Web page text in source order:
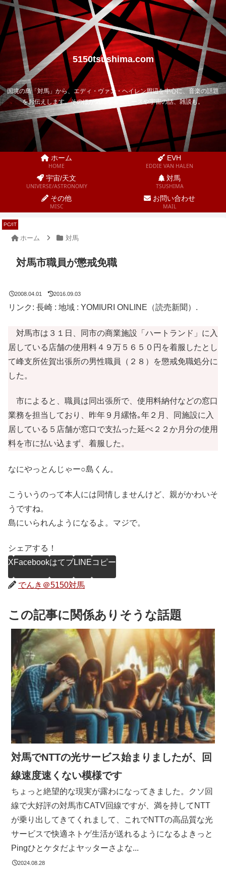
5150tsushima.com
国境の島「対馬」から、エディ・ヴァン・ヘイレン周辺を中心に、音楽の話題
をお伝えします。そのほか気になるニュースや宇宙の話、雑談も。
ホーム
HOME
EVH
EDDIE VAN HALEN
宇宙/天文
UNIVERSE/ASTRONOMY
対馬
TSUSHIMA
その他
MISC
お問い合わせ
MAIL
ホーム 対馬
対馬市職員が懲戒免職
2008.04.01 2016.09.03
リンク: 長崎 : 地域 : YOMIURI ONLINE（読売新聞）.
対馬市は３１日、同市の商業施設「ハートランド」に入
居している店舗の使用料４９万５６５０円を着服したとし
て峰支所佐賀出張所の男性職員（２８）を懲戒免職処分に
した。
市によると、職員は同出張所で、使用料納付などの窓口
業務を担当しており、昨年９月縲恪｡年２月、同施設に入
居している５店舗が窓口で支払った延べ２２か月分の使用
料を市に払い込まず、着服した。
なにやっとんじゃー○島くん。
こういうのって本人には同情しませんけど、親がかわいそ
うですね。
島にいられんようになるよ。マジで。
シェアする！
XFacebookはてブLINEコピー
でんき＠5150対馬
この記事に関係ありそうな話題
PC/IT
対馬でNTTの光サービス始まりましたが、回
線速度速くない模様です
ちょっと絶望的な現実が露わになってきました。クソ回
線で大好評の対馬市CATV回線ですが、満を持してNTT
が乗り出してきてくれまして、これでNTTの高品質な光
サービスで快適ネトゲ生活が送れるようになるよきっと
Pingひとケタだよヤッターさよな...
2024.08.28